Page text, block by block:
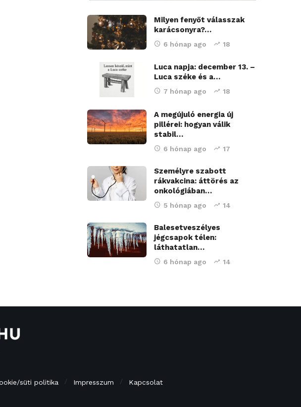
Milyen fenyőt válasszak
karácsonyra?…
6 hónap ago 18
Luca napja: december 13. –
Luca széke és a…
7 hónap ago 18
A megújuló energia új
pillérei: hogyan válik
stabil…
6 hónap ago 17
Személyre szabott
rákvakcina: áttörés az
onkológiában…
5 hónap ago 14
Balesetveszélyes
jégcsapok télen:
láthatatlan…
6 hónap ago 14
süti politika Impresszum Kapcsolat